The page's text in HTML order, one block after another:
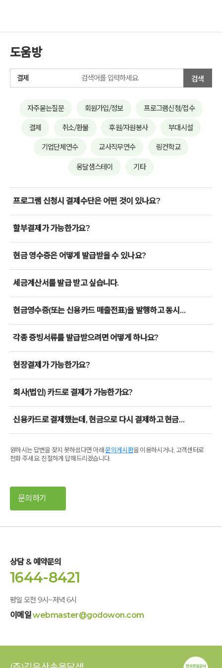
도움방
검색
자주묻는질문 회원가입/정보 프로그램신청/접수
결제 취소/환불 후원/자원봉사 부대시설
기업단체연수 교사직무연수 링컨학교
옹달샘스테이 기타
프로그램 신청시 결제수단은 어떤 것이 있나요?
할부결제가 가능한가요?
현금 영수증은 어떻게 발급받을 수 있나요?
세금계산서를 발급 받고 싶습니다.
현금영수증(또는 신용카드 매출전표)을 발행하고 동시에 세금계산서 발행을 요청할 수 있나요?
각종 증빙서류를 발급받으려면 어떻게 하나요?
현장결제가 가능한가요?
회사(법인) 카드로 결제가 가능한가요?
신용카드로 결제했는데, 현금으로 다시 결제하고 현금영수증 또는 세금계산서로 변경하고 싶습니다.
원하시는 답변을 찾지 못하셨다면 아래문의게시판을 이용하시거나, 고객센터로
전화 주세요. 친절하게 답해드리겠습니다.
문의하기
상담 & 예약문의
1644-8421
평일 오전 9시~저녁 6시
이메일webmaster@godowon.com